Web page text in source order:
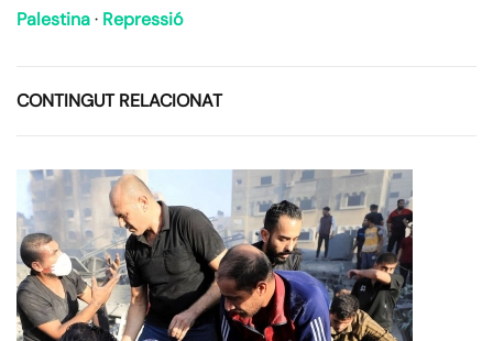
Palestina· Repressió
CONTINGUT RELACIONAT